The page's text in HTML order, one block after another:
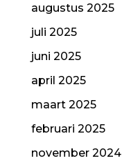
augustus 2025
juli 2025
juni 2025
april 2025
maart 2025
februari 2025
november 2024